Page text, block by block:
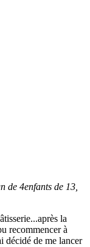
de 4enfants de 13,
la
recommencer à
décidé de me lancer